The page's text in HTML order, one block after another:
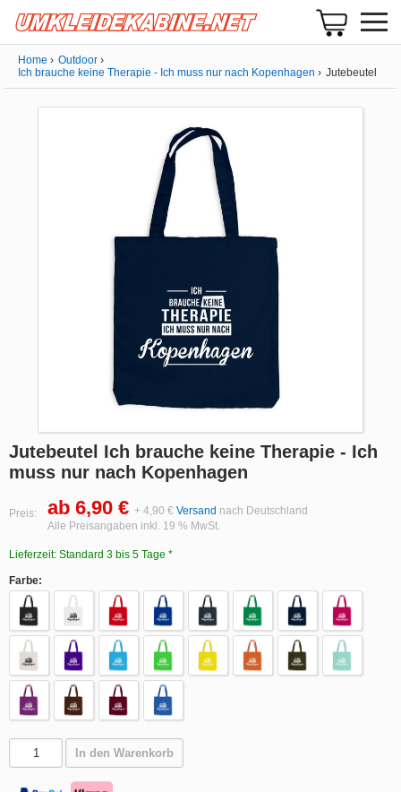
Home
Outdoor
Ich brauche keine Therapie - Ich muss nur nach Kopenhagen
Jutebeutel
Jutebeutel Ich brauche keine Therapie - Ich
muss nur nach Kopenhagen
Preis: ab 6,90 € + 4,90 € Versand nach Deutschland
Alle Preisangaben inkl. 19 % MwSt.
Lieferzeit: Standard 3 bis 5 Tage *
Farbe:
In den Warenkorb